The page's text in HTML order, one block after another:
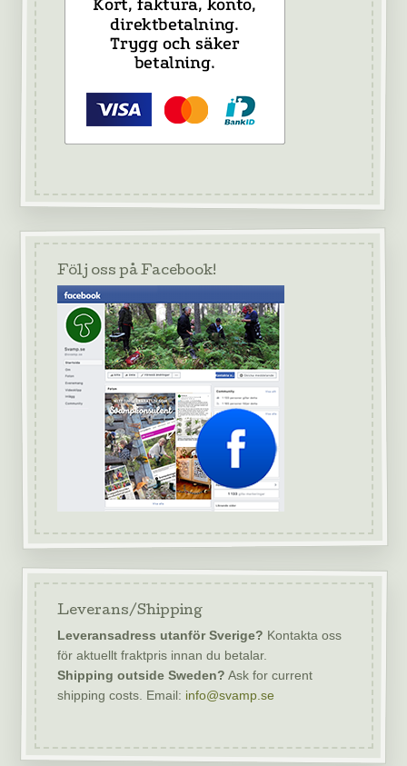
Följ oss på Facebook!
Leverans/Shipping
Leveransadress utanför Sverige? Kontakta oss
för aktuellt fraktpris innan du betalar.
Shipping outside Sweden? Ask for current
shipping costs. Email: info@svamp.se